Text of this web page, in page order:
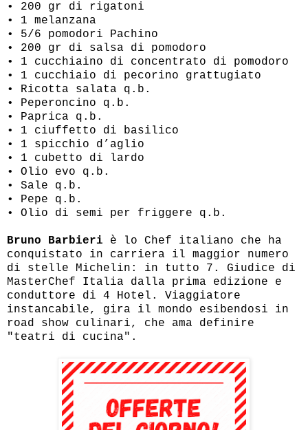
• 200 gr di rigatoni
• 1 melanzana
• 5/6 pomodori Pachino
• 200 gr di salsa di pomodoro
• 1 cucchiaino di concentrato di pomodoro
• 1 cucchiaio di pecorino grattugiato
• Ricotta salata q.b.
• Peperoncino q.b.
• Paprica q.b.
• 1 ciuffetto di basilico
• 1 spicchio d’aglio
• 1 cubetto di lardo
• Olio evo q.b.
• Sale q.b.
• Pepe q.b.
• Olio di semi per friggere q.b.
Bruno Barbieri è lo Chef italiano che ha
conquistato in carriera il maggior numero
di stelle Michelin: in tutto 7. Giudice di
MasterChef Italia dalla prima edizione e
conduttore di 4 Hotel. Viaggiatore
instancabile, gira il mondo esibendosi in
road show culinari, che ama definire
"teatri di cucina".